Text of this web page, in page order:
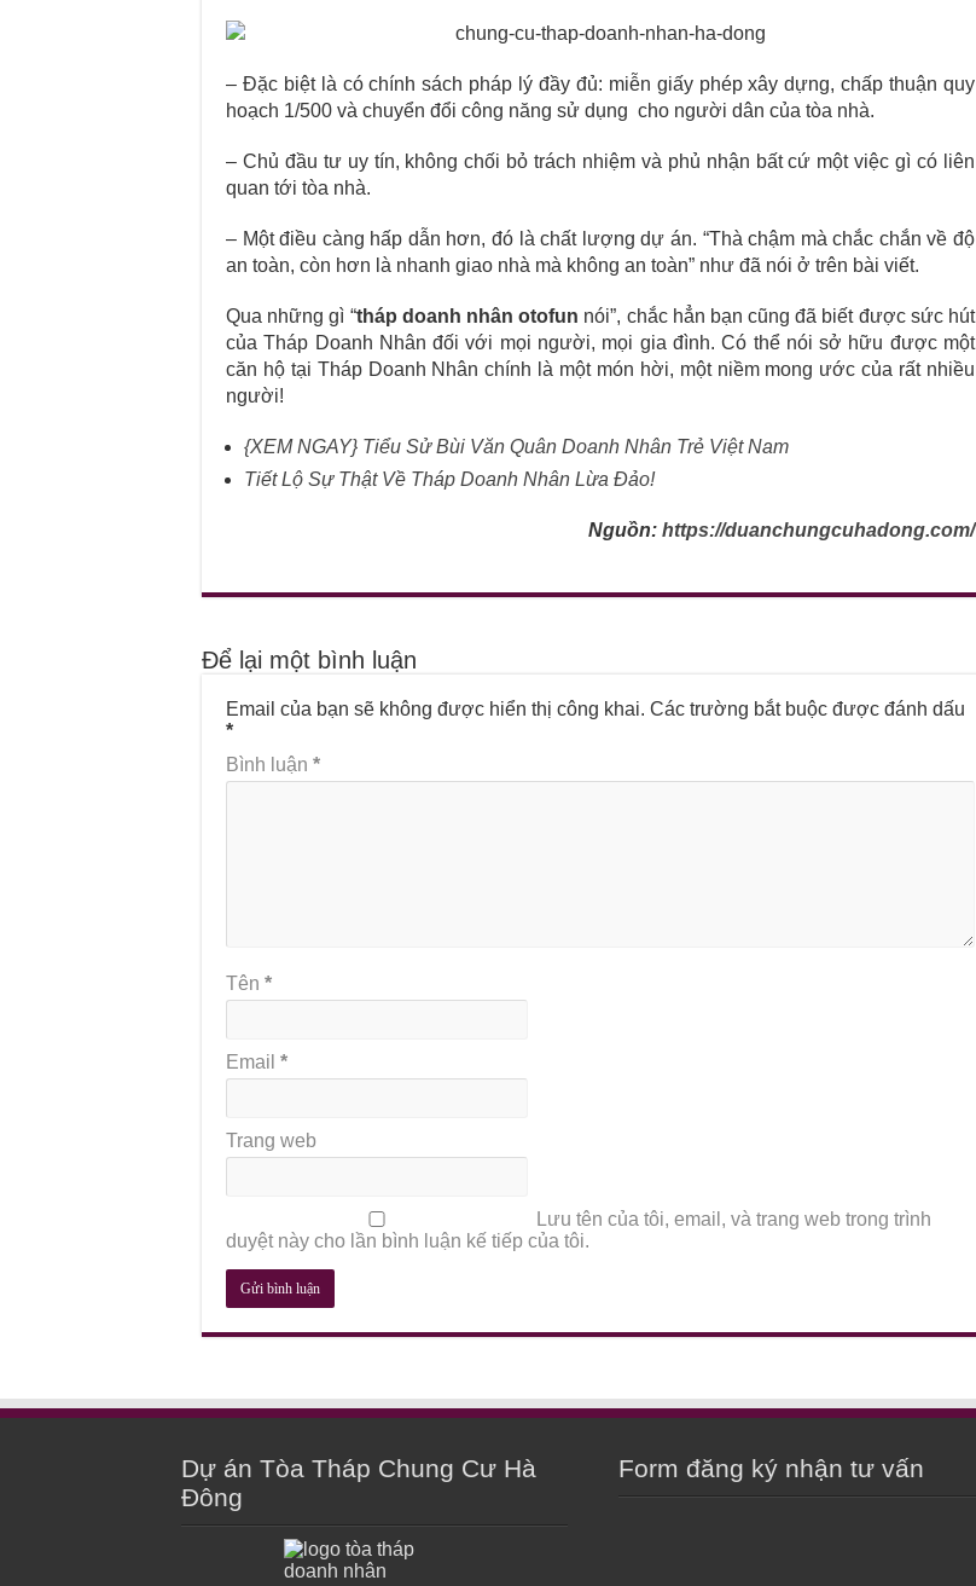
– Đặc biệt là có chính sách pháp lý đầy đủ: miễn giấy phép xây dựng, chấp thuận quy
hoạch 1/500 và chuyển đổi công năng sử dụng cho người dân của tòa nhà.
– Chủ đầu tư uy tín, không chối bỏ trách nhiệm và phủ nhận bất cứ một việc gì có liên
quan tới tòa nhà.
– Một điều càng hấp dẫn hơn, đó là chất lượng dự án. “Thà chậm mà chắc chắn về độ
an toàn, còn hơn là nhanh giao nhà mà không an toàn” như đã nói ở trên bài viết.
Qua những gì “tháp doanh nhân otofun nói”, chắc hẳn bạn cũng đã biết được sức hút
của Tháp Doanh Nhân đối với mọi người, mọi gia đình. Có thể nói sở hữu được một
căn hộ tại Tháp Doanh Nhân chính là một món hời, một niềm mong ước của rất nhiều
người!
{XEM NGAY} Tiểu Sử Bùi Văn Quân Doanh Nhân Trẻ Việt Nam
Tiết Lộ Sự Thật Về Tháp Doanh Nhân Lừa Đảo!
Nguồn: https://duanchungcuhadong.com/
Để lại một bình luận
Email của bạn sẽ không được hiển thị công khai. Các trường bắt buộc được đánh dấu
*
Bình luận *
Tên *
Email *
Trang web
Lưu tên của tôi, email, và trang web trong trình
duyệt này cho lần bình luận kế tiếp của tôi.
Dự án Tòa Tháp Chung Cư Hà
Đông
Form đăng ký nhận tư vấn